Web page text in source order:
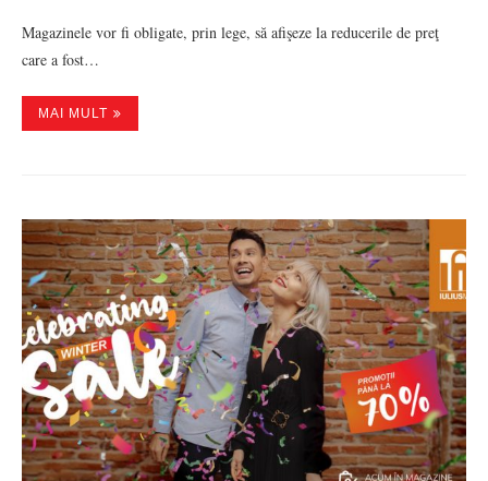
Magazinele vor fi obligate, prin lege, să afişeze la reducerile de preţ
care a fost…
MAI MULT